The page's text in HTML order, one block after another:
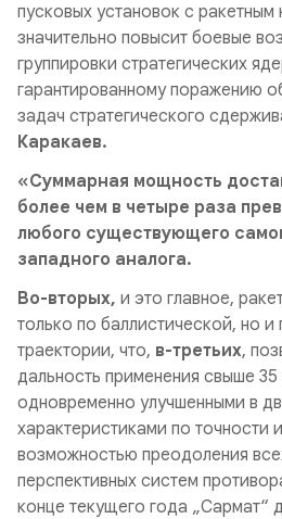
пусковых установок с
значительно повысит боевые
группировки стратегических
гарантированному поражению
задач стратегического
Каракаев.
«Суммарная мощность
более чем в четыре раза
любого существующего
западного аналога.
Во-вторых, и это главное,
только по баллистической, но и
траектории, что, в-третьих,
дальность применения свыше
одновременно улучшенными в
характеристиками по точности
возможностью преодоления
перспективных систем
конце текущего года „Сармат“